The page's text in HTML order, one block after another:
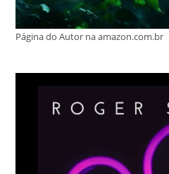
Página do Autor na amazon.com.br